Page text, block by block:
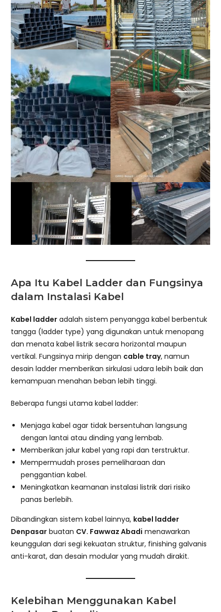
Apa Itu Kabel Ladder dan Fungsinya
dalam Instalasi Kabel
Kabel ladder adalah sistem penyangga kabel berbentuk
tangga (ladder type) yang digunakan untuk menopang
dan menata kabel listrik secara horizontal maupun
vertikal. Fungsinya mirip dengan cable tray, namun
desain ladder memberikan sirkulasi udara lebih baik dan
kemampuan menahan beban lebih tinggi.
Beberapa fungsi utama kabel ladder:
Menjaga kabel agar tidak bersentuhan langsung
dengan lantai atau dinding yang lembab.
Memberikan jalur kabel yang rapi dan terstruktur.
Mempermudah proses pemeliharaan dan
penggantian kabel.
Meningkatkan keamanan instalasi listrik dari risiko
panas berlebih.
Dibandingkan sistem kabel lainnya, kabel ladder
Denpasar buatan CV. Fawwaz Abadi menawarkan
keunggulan dari segi kekuatan struktur, finishing galvanis
anti-karat, dan desain modular yang mudah dirakit.
Kelebihan Menggunakan Kabel